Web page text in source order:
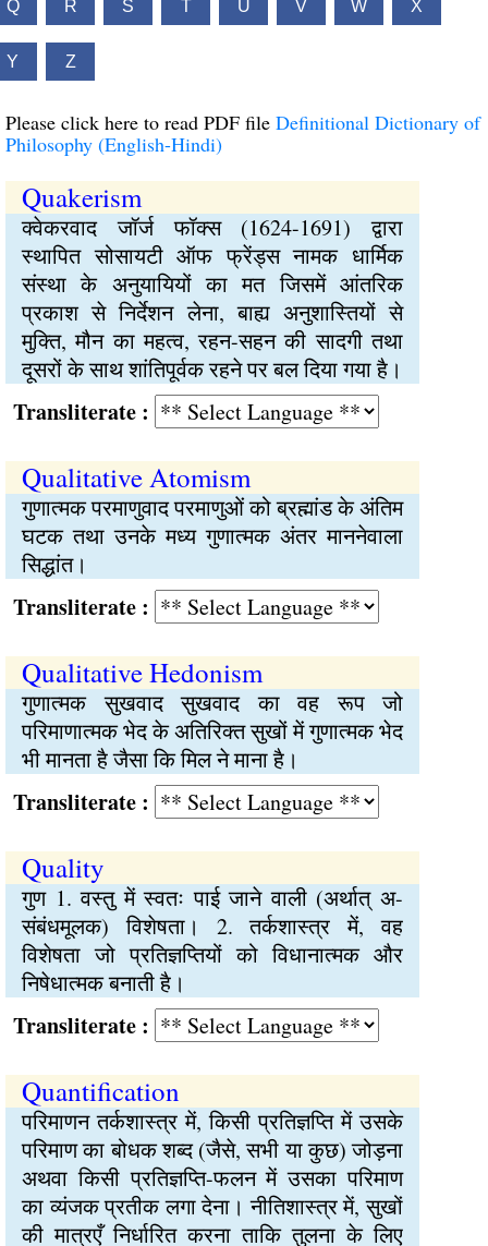
Q R S T U V W X
Y Z
Please click here to read PDF file Definitional Dictionary of
Philosophy (English-Hindi)
Quakerism
क्वेकरवाद जॉर्ज फॉक्स (1624-1691) द्वारा
स्थापित सोसायटी ऑफ फ्रेंड्स नामक धार्मिक
संस्था के अनुयायियों का मत जिसमें आंतरिक
प्रकाश से निर्देशन लेना, बाह्य अनुशास्तियों से
मुक्ति, मौन का महत्व, रहन-सहन की सादगी तथा
दूसरों के साथ शांतिपूर्वक रहने पर बल दिया गया है।
:
Qualitative Atomism
गुणात्मक परमाणुवाद परमाणुओं को ब्रह्मांड के अंतिम
घटक तथा उनके मध्य गुणात्मक अंतर माननेवाला
सिद्धांत।
:
Qualitative Hedonism
गुणात्मक सुखवाद सुखवाद का वह रूप जो
परिमाणात्मक भेद के अतिरिक्त सुखों में गुणात्मक भेद
भी मानता है जैसा कि मिल ने माना है।
:
Quality
गुण 1. वस्तु में स्वतः पाई जाने वाली (अर्थात् अ-
संबंधमूलक) विशेषता। 2. तर्कशास्त्र में, वह
विशेषता जो प्रतिज्ञप्तियों को विधानात्मक और
निषेधात्मक बनाती है।
:
Quantification
परिमाणन तर्कशास्त्र में, किसी प्रतिज्ञप्ति में उसके
परिमाण का बोधक शब्द (जैसे, सभी या कुछ) जोड़ना
अथवा किसी प्रतिज्ञप्ति-फलन में उसका परिमाण
का व्यंजक प्रतीक लगा देना। नीतिशास्त्र में, सुखों
की मात्रएँ निर्धारित करना ताकि तुलना के लिए